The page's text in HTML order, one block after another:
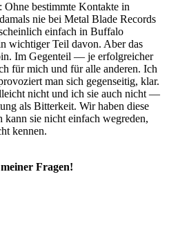
bestimmte Kontakte in
nie bei Metal Blade Records
einfach in Buffalo
wichtiger Teil davon. Aber das
Im Gegenteil — je erfolgreicher
für mich und für alle anderen. Ich
man sich gegenseitig, klar.
nicht und ich sie auch nicht —
als Bitterkeit. Wir haben diese
kann sie nicht einfach wegreden,
kennen.
Fragen!